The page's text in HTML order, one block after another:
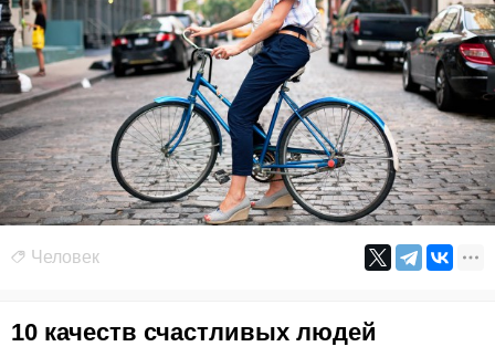
Человек
10 качеств счастливых людей